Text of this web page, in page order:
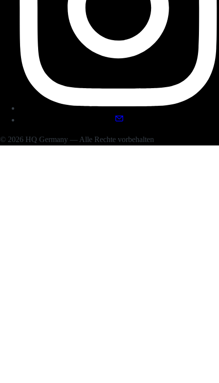
© 2026 HQ Germany — Alle Rechte vorbehalten